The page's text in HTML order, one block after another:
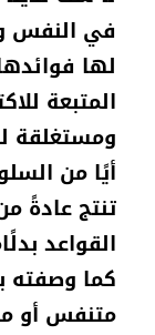
في النفس
لها
المتبعة
ومستغلقة
أيًا من
تنتج عادةً
القواعد
كما وصفته
متنفس أو